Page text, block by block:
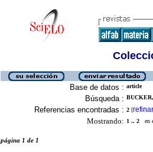
Base de datos : article
Búsqueda :
Referencias encontradas : 2 [refinar
Mostrando: 1 .. 2 en
página 1 de 1